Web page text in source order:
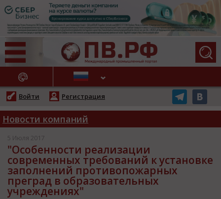
НОВОСТИ
Войти Регистрация
Новости компаний
5 Июля 2017
"Особенности реализации
современных требований к установке
заполнений противопожарных
преград в образовательных
учреждениях"